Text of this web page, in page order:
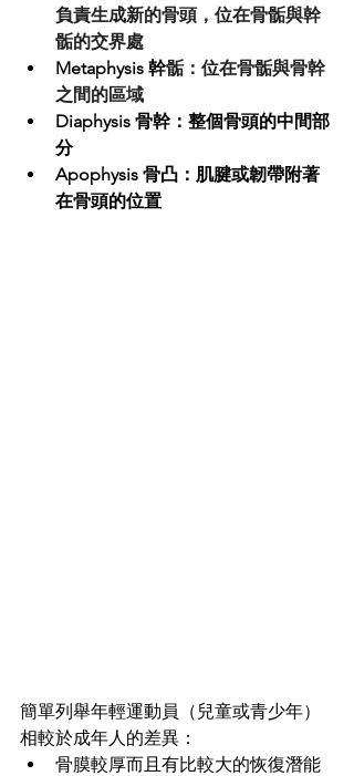
負責生成新的骨頭，位在骨骺與幹
骺的交界處
Metaphysis 幹骺：位在骨骺與骨幹
之間的區域
Diaphysis 骨幹：整個骨頭的中間部
分
Apophysis 骨凸：肌腱或韌帶附著
在骨頭的位置
簡單列舉年輕運動員（兒童或青少年）
相較於成年人的差異：
骨膜較厚而且有比較大的恢復潛能